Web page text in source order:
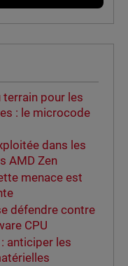
terrain pour les
: le microcode
dans les
AMD Zen
menace est
défendre contre
CPU
anticiper les